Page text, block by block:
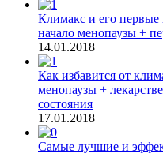
Климакс и его первые
начало менопаузы +
14.01.2018
Как избавится от
менопаузы +
состояния
17.01.2018
Самые лучшие и